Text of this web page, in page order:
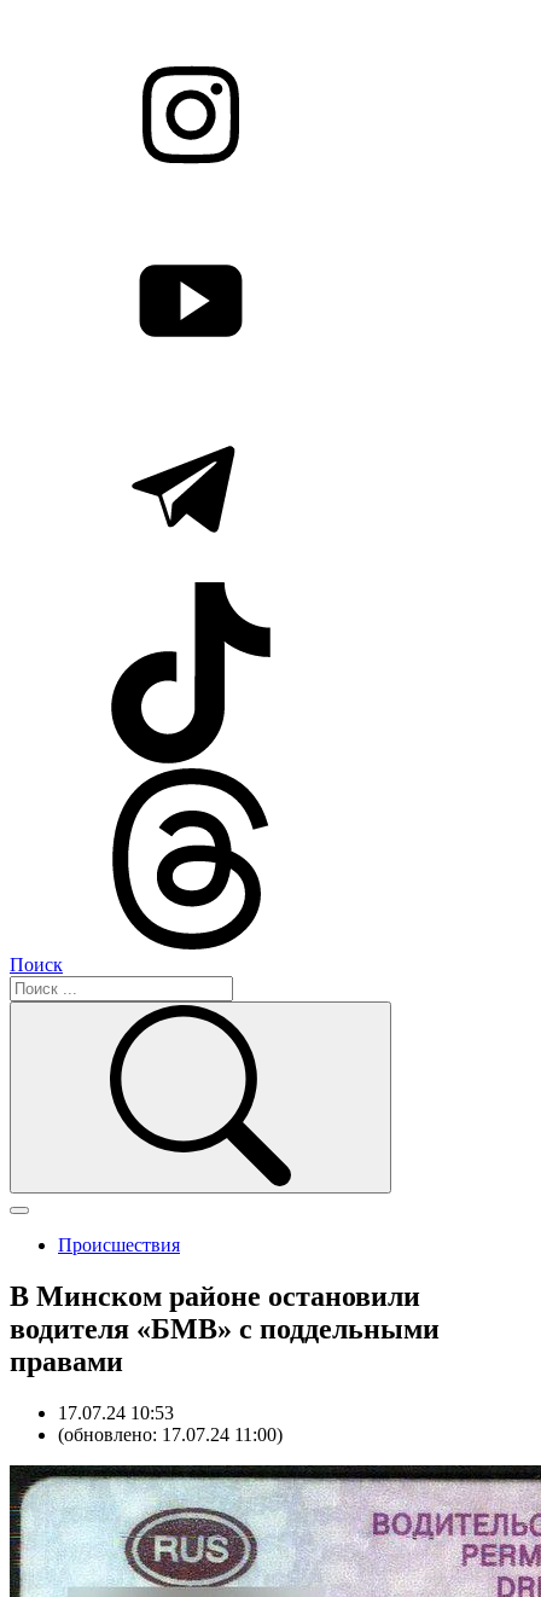
Поиск
Происшествия
В Минском районе остановили
водителя «БМВ» с поддельными
правами
17.07.24 10:53
(обновлено: 17.07.24 11:00)